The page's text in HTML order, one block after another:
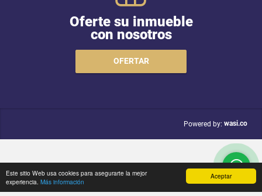
Aceptar
Este sitio Web usa cookies para asegurarte la mejor
experiencia. Más información
Oferte su inmueble
con nosotros
OFERTAR
Powered by: wasi.co